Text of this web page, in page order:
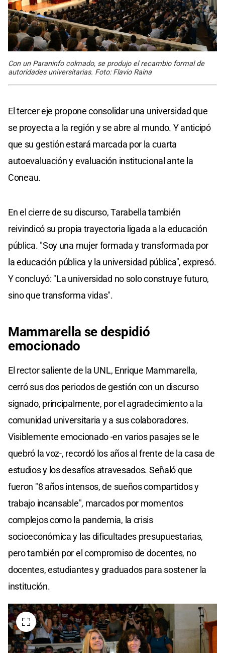
Con un Paraninfo colmado, se produjo el recambio formal de
autoridades universitarias. Foto: Flavio Raina
El tercer eje propone consolidar una universidad que
se proyecta a la región y se abre al mundo. Y anticipó
que su gestión estará marcada por la cuarta
autoevaluación y evaluación institucional ante la
Coneau.
En el cierre de su discurso, Tarabella también
reivindicó su propia trayectoria ligada a la educación
pública. "Soy una mujer formada y transformada por
la educación pública y la universidad pública", expresó.
Y concluyó: "La universidad no solo construye futuro,
sino que transforma vidas".
Mammarella se despidió
emocionado
El rector saliente de la UNL, Enrique Mammarella,
cerró sus dos periodos de gestión con un discurso
signado, principalmente, por el agradecimiento a la
comunidad universitaria y a sus colaboradores.
Visiblemente emocionado -en varios pasajes se le
quebró la voz-, recordó los años al frente de la casa de
estudios y los desafíos atravesados. Señaló que
fueron "8 años intensos, de sueños compartidos y
trabajo incansable", marcados por momentos
complejos como la pandemia, la crisis
socioeconómica y las dificultades presupuestarias,
pero también por el compromiso de docentes, no
docentes, estudiantes y graduados para sostener la
institución.